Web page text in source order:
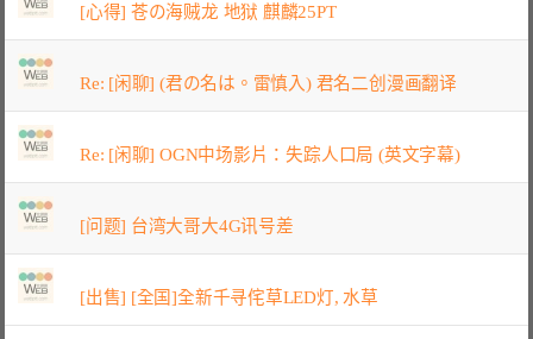
[心得] 苍の海贼龙 地狱 麒麟25PT
Re: [闲聊] (君の名は。雷慎入) 君名二创漫画翻译
Re: [闲聊] OGN中场影片：失踪人口局 (英文字幕)
[问题] 台湾大哥大4G讯号差
[出售] [全国]全新千寻侘草LED灯, 水草